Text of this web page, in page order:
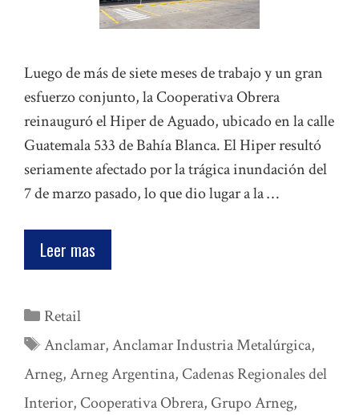
Luego de más de siete meses de trabajo y un gran
esfuerzo conjunto, la Cooperativa Obrera
reinauguró el Hiper de Aguado, ubicado en la calle
Guatemala 533 de Bahía Blanca. El Hiper resultó
seriamente afectado por la trágica inundación del
7 de marzo pasado, lo que dio lugar a la …
Leer mas
Categorías
Retail
Etiquetas
Anclamar,Anclamar Industria Metalúrgica,
Arneg,Arneg Argentina, Cadenas Regionales del
Interior, Cooperativa Obrera, Grupo Arneg,